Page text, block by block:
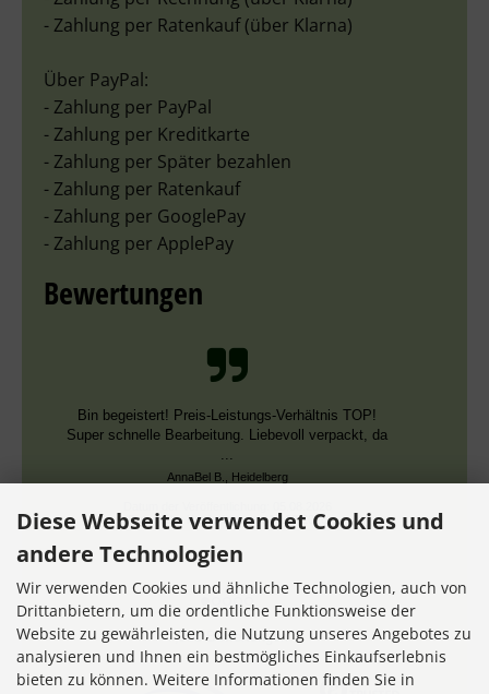
- Zahlung per Ratenkauf (über Klarna)
Über PayPal:
- Zahlung per PayPal
- Zahlung per Kreditkarte
- Zahlung per Später bezahlen
- Zahlung per Ratenkauf
- Zahlung per GooglePay
- Zahlung per ApplePay
Bewertungen
Schnelle Bearbeitung, nur leider falsche Farben,
die aber dieselben DMC Nummern trugen.
Datum der Kauferfahrung: 13.07.2026
7,356 Bewertungen
Diese Webseite verwendet Cookies und
andere Technologien
Wir verwenden Cookies und ähnliche Technologien, auch von
Drittanbietern, um die ordentliche Funktionsweise der
Website zu gewährleisten, die Nutzung unseres Angebotes zu
analysieren und Ihnen ein bestmögliches Einkaufserlebnis
bieten zu können. Weitere Informationen finden Sie in